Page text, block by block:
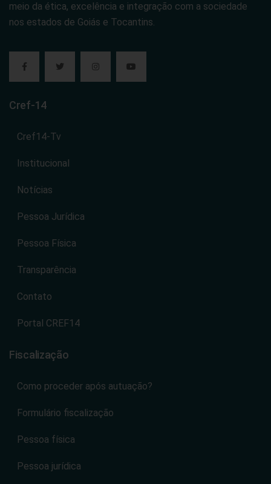
meio da ética, excelência e integração com a sociedade
nos estados de Goiás e Tocantins.
Cref-14
Cref14-Tv
Institucional
Notícias
Pessoa Jurídica
Pessoa Física
Transparência
Contato
Portal CREF14
Fiscalização
Como proceder após autuação?
Formulário fiscalização
Pessoa física
Pessoa jurídica